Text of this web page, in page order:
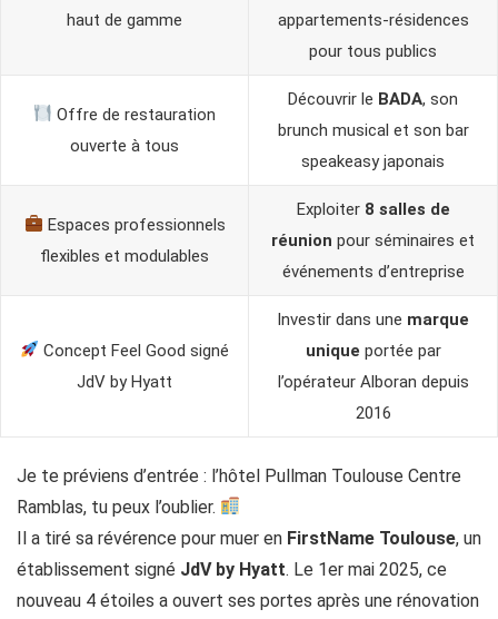
haut de gamme
appartements-résidences
pour tous publics
Offre de restauration
ouverte à tous
Découvrir le BADA, son
brunch musical et son bar
speakeasy japonais
Espaces professionnels
flexibles et modulables
Exploiter 8 salles de
réunion pour séminaires et
événements d’entreprise
Concept Feel Good signé
JdV by Hyatt
Investir dans une marque
unique portée par
l’opérateur Alboran depuis
2016
Je te préviens d’entrée : l’hôtel Pullman Toulouse Centre
Ramblas, tu peux l’oublier.
Il a tiré sa révérence pour muer en FirstName Toulouse, un
établissement signé JdV by Hyatt. Le 1er mai 2025, ce
nouveau 4 étoiles a ouvert ses portes après une rénovation